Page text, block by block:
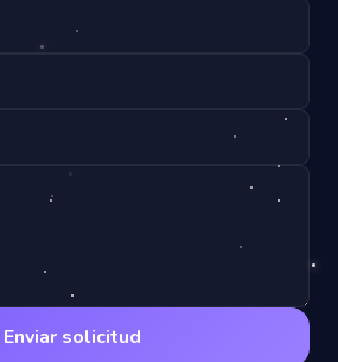
Enviar solicitud